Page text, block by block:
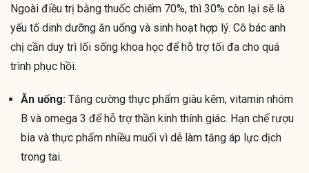
Ngoài điều trị bằng thuốc chiếm 70%, thì 30% còn lại sẽ là
yếu tố dinh dưỡng ăn uống và sinh hoạt hợp lý. Cô bác anh
chị cần duy trì lối sống khoa học để hỗ trợ tối đa cho quá
trình phục hồi.
Ăn uống: Tăng cường thực phẩm giàu kẽm, vitamin nhóm
B và omega 3 để hỗ trợ thần kinh thính giác. Hạn chế rượu
bia và thực phẩm nhiều muối vì dễ làm tăng áp lực dịch
trong tai.